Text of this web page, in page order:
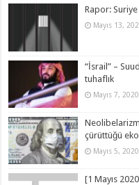
Rapor:
Mayıs 13,
“İsrail” –
tuhaflık
Mayıs 7, 2020
çürüttüğü
Mayıs 5, 2020
[1 Mayıs